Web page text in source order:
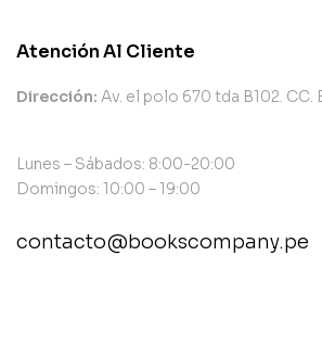
Atención Al Cliente
Dirección: Av. el polo 670 tda B102. CC.
Lunes – Sábados: 8:00-20:00
Domingos: 10:00 – 19:00
contacto@bookscompany.pe